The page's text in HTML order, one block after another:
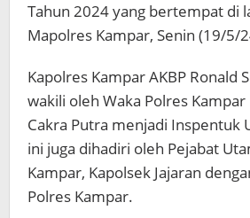
Tahun 2024 yang bertempat di
Mapolres Kampar, Senin (19/5/
Kapolres Kampar AKBP Ronald
wakili oleh Waka Polres
Cakra Putra menjadi Inspentuk
ini juga dihadiri oleh Pejabat
Kampar, Kapolsek Jajaran
Polres Kampar.